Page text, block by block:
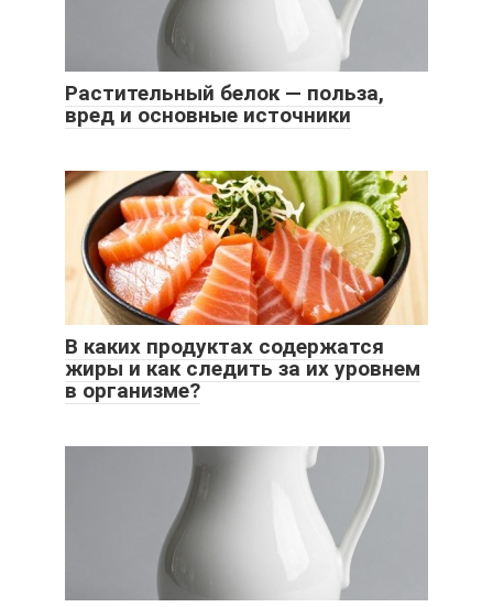
Растительный белок — польза,
вред и основные источники
В каких продуктах содержатся
жиры и как следить за их уровнем
в организме?